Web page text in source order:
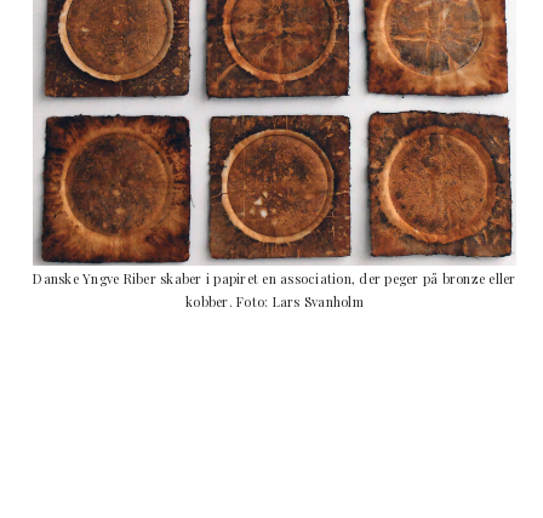
Danske Yngve Riber skaber i papiret en association, der peger på bronze eller
kobber. Foto: Lars Svanholm